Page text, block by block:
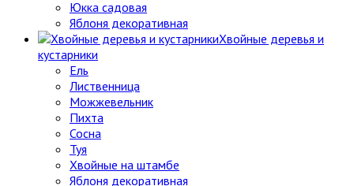
Юкка садовая
Яблоня декоративная
Хвойные деревья и
кустарники
Ель
Лиственница
Можжевельник
Пихта
Сосна
Туя
Хвойные на штамбе
Яблоня декоративная